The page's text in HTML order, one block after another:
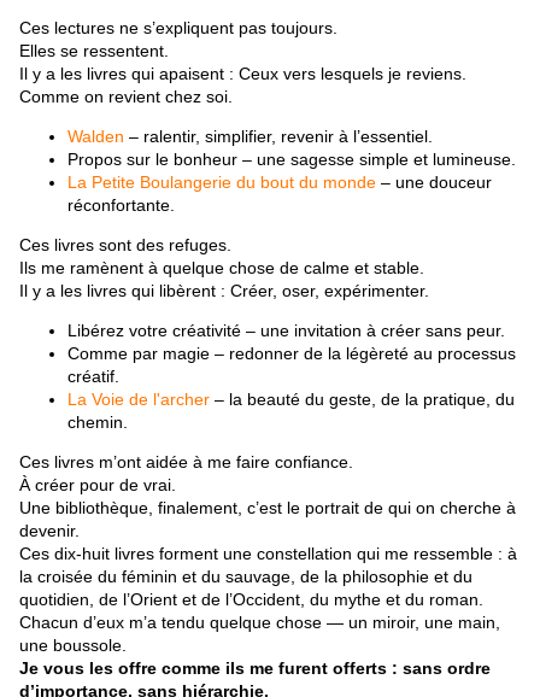
Ces lectures ne s’expliquent pas toujours.
Elles se ressentent.
Il y a les livres qui apaisent : Ceux vers lesquels je reviens.
Comme on revient chez soi.
Walden – ralentir, simplifier, revenir à l’essentiel.
Propos sur le bonheur – une sagesse simple et lumineuse.
La Petite Boulangerie du bout du monde – une douceur
réconfortante.
Ces livres sont des refuges.
Ils me ramènent à quelque chose de calme et stable.
Il y a les livres qui libèrent : Créer, oser, expérimenter.
Libérez votre créativité – une invitation à créer sans peur.
Comme par magie – redonner de la légèreté au processus
créatif.
La Voie de l'archer – la beauté du geste, de la pratique, du
chemin.
Ces livres m’ont aidée à me faire confiance.
À créer pour de vrai.
Une bibliothèque, finalement, c’est le portrait de qui on cherche à
devenir.
Ces dix-huit livres forment une constellation qui me ressemble : à
la croisée du féminin et du sauvage, de la philosophie et du
quotidien, de l’Orient et de l’Occident, du mythe et du roman.
Chacun d’eux m’a tendu quelque chose — un miroir, une main,
une boussole.
Je vous les offre comme ils me furent offerts : sans ordre
d’importance, sans hiérarchie.